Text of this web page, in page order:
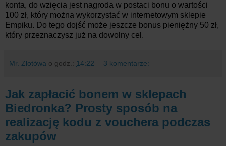
konta, do wzięcia jest nagroda w postaci bonu o wartości
100 zł, który można wykorzystać w internetowym sklepie
Empiku. Do tego dojść może jeszcze bonus pieniężny 50 zł,
który przeznaczysz już na dowolny cel.
Mr. Złotówa o godz.: 14:22 3 komentarze:
Jak zapłacić bonem w sklepach
Biedronka? Prosty sposób na
realizację kodu z vouchera podczas
zakupów